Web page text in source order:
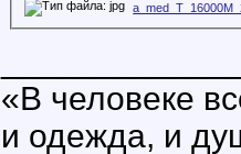
«В человеке
и одежда, и